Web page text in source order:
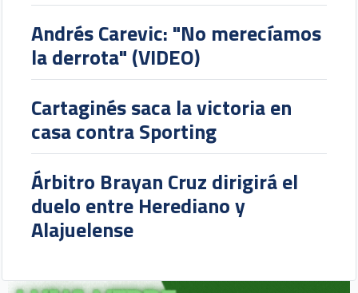
Andrés Carevic: "No merecíamos
la derrota" (VIDEO)
Cartaginés saca la victoria en
casa contra Sporting
Árbitro Brayan Cruz dirigirá el
duelo entre Herediano y
Alajuelense